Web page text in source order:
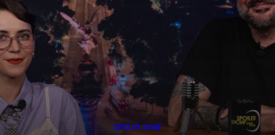
SPOILER SHOW